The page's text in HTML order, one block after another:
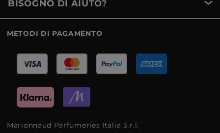
BISOGNO DI AIUTO?
METODI DI PAGAMENTO
Marionnaud Parfumeries Italia S.r.l.